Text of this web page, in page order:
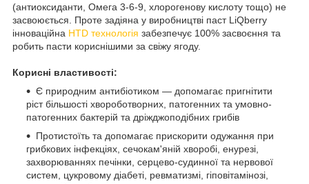
(антиоксиданти, Омега 3-6-9, хлорогенову кислоту тощо) не
засвоюється. Проте задіяна у виробництві паст LiQberry
інноваційна HTD технологія забезпечує 100% засвоєння та
робить пасти кориснішими за свіжу ягоду.
Корисні властивості:
Є природним антибіотиком — допомагає пригнітити
ріст більшості хвороботворних, патогенних та умовно-
патогенних бактерій та дріжджоподібних грибів
Протистоїть та допомагає прискорити одужання при
грибкових інфекціях, сечокам'яній хворобі, енурезі,
захворюваннях печінки, серцево-судинної та нервової
систем, цукровому діабеті, ревматизмі, гіповітамінозі,